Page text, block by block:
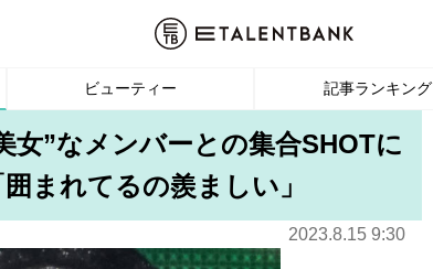
ビューティー 記事ランキング
女”なメンバーとの集合SHOTに
まれてるの羨ましい」
2023.8.15 9:30